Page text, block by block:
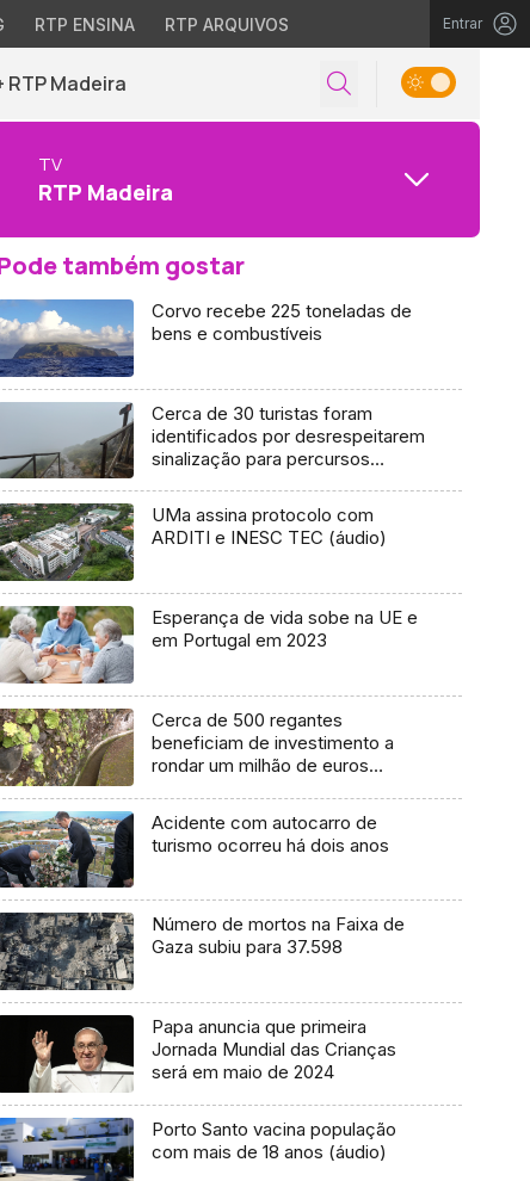
RTP ENSINA RTP ARQUIVOS Entrar
RTP Madeira
TV
RTP Madeira
também gostar
Corvo recebe 225 toneladas de
bens e combustíveis
Cerca de 30 turistas foram
identificados por desrespeitarem
sinalização para percursos
UMa assina protocolo com
ARDITI e INESC TEC (áudio)
Esperança de vida sobe na UE e
em Portugal em 2023
Cerca de 500 regantes
beneficiam de investimento a
rondar um milhão de euros
Acidente com autocarro de
turismo ocorreu há dois anos
Número de mortos na Faixa de
Gaza subiu para 37.598
Papa anuncia que primeira
Jornada Mundial das Crianças
será em maio de 2024
Porto Santo vacina população
com mais de 18 anos (áudio)